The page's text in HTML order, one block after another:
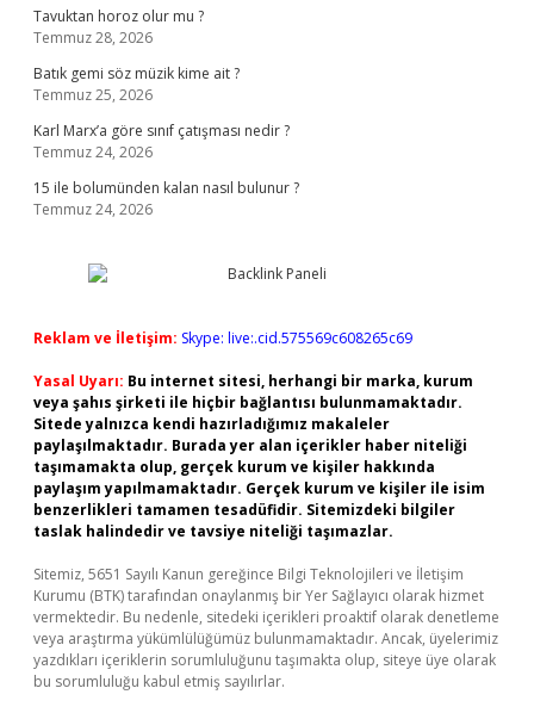
Tavuktan horoz olur mu ?
Temmuz 28, 2026
Batık gemi söz müzik kime ait ?
Temmuz 25, 2026
Karl Marx’a göre sınıf çatışması nedir ?
Temmuz 24, 2026
15 ile bolumünden kalan nasıl bulunur ?
Temmuz 24, 2026
Reklam ve İletişim: Skype: live:.cid.575569c608265c69
Yasal Uyarı: Bu internet sitesi, herhangi bir marka, kurum
veya şahıs şirketi ile hiçbir bağlantısı bulunmamaktadır.
Sitede yalnızca kendi hazırladığımız makaleler
paylaşılmaktadır. Burada yer alan içerikler haber niteliği
taşımamakta olup, gerçek kurum ve kişiler hakkında
paylaşım yapılmamaktadır. Gerçek kurum ve kişiler ile isim
benzerlikleri tamamen tesadüfidir. Sitemizdeki bilgiler
taslak halindedir ve tavsiye niteliği taşımazlar.
Sitemiz, 5651 Sayılı Kanun gereğince Bilgi Teknolojileri ve İletişim
Kurumu (BTK) tarafından onaylanmış bir Yer Sağlayıcı olarak hizmet
vermektedir. Bu nedenle, sitedeki içerikleri proaktif olarak denetleme
veya araştırma yükümlülüğümüz bulunmamaktadır. Ancak, üyelerimiz
yazdıkları içeriklerin sorumluluğunu taşımakta olup, siteye üye olarak
bu sorumluluğu kabul etmiş sayılırlar.